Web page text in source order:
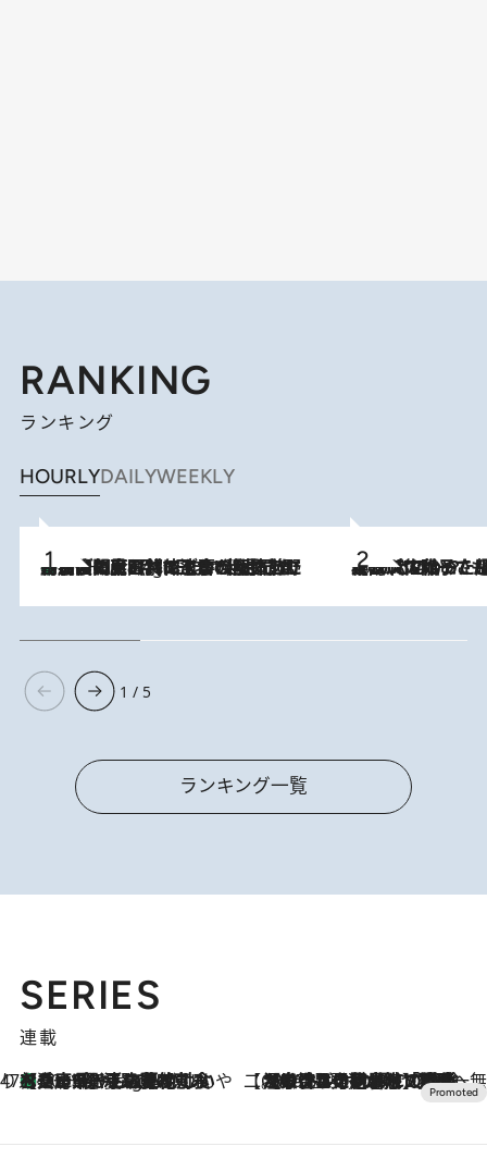
RANKING
ランキング
HOURLYDAILYWEEKLY
11 Hours Ago
「最後に見られてよかった」上野動物園の東園パンダ舎が解体前に特別公開。8月16日まで延長されたパネル展と共に辿る“半世紀”のパンダ飼育《解体工事の図面あり》 2026.8.5
【阿川佐和子さんの年とる力】なぜ70代で始めた趣味は“こんなに楽しい”のか？ ピアノ、俳句…スランプに陥っても続けられる“ある秘訣”とは
1 / 5
ランキング一覧
SERIES
連載
47都道府県の手みやげ ひんやりスイーツで夏を満喫
10 Hours Ago
【兵庫県】この夏絶対食べたい 冷やしておいしいおやつ3選 淡路島の恵みをジェラートに集約 【CREA×星野リゾート】唯一無二。癒しと発見が待つ場所へ
2026.8.7
【トンボの足水浴】ヒノキの香りに包まれて涼感マックス！約13℃の湧水かけ流しを避暑地「星野温泉 トンボの湯」で体験